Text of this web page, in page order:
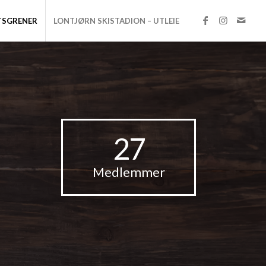
LONTJØRN SKISTADION – UTLEIE
27
Medlemmer